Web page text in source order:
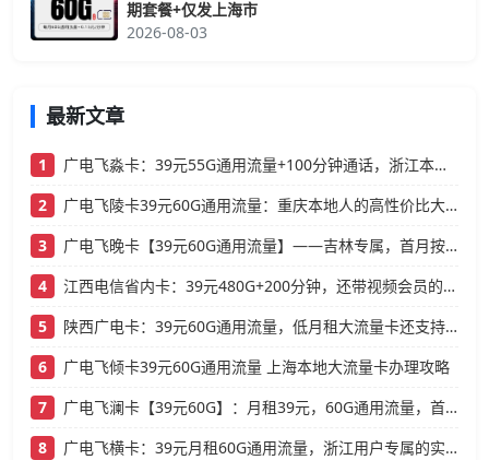
期套餐+仅发上海市
2026-08-03
最新文章
1
广电飞淼卡：39元55G通用流量+100分钟通话，浙江本地人的高性价比大流量卡推荐
2
广电飞陵卡39元60G通用流量：重庆本地人的高性价比大流量卡推荐
3
广电飞晚卡【39元60G通用流量】——吉林专属，首月按天折算，流量充足不踩坑
4
江西电信省内卡：39元480G+200分钟，还带视频会员的大流量卡
5
陕西广电卡：39元60G通用流量，低月租大流量卡还支持结转
6
广电飞倾卡39元60G通用流量 上海本地大流量卡办理攻略
7
广电飞澜卡【39元60G】：月租39元，60G通用流量，首月免费真香！
8
广电飞横卡：39元月租60G通用流量，浙江用户专属的实用型套餐